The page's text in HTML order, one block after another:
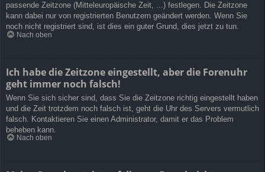
passende Zeitzone (Mitteleuropäische Zeit, ...) festlegen. Die Zeitzone
kann dabei nur von registrierten Benutzern geändert werden. Wenn Sie
noch nicht registriert sind, ist dies ein guter Grund, dies jetzt zu tun.
Nach oben
Ich habe die Zeitzone eingestellt, aber die Forenuhr
geht immer noch falsch!
Wenn Sie sich sicher sind, dass Sie die Zeitzone richtig eingestellt haben
und die Zeit trotzdem noch falsch ist, geht die Uhr des Servers vermutlich
falsch. Kontaktieren Sie einen Administrator, damit er das Problem
beheben kann.
Nach oben